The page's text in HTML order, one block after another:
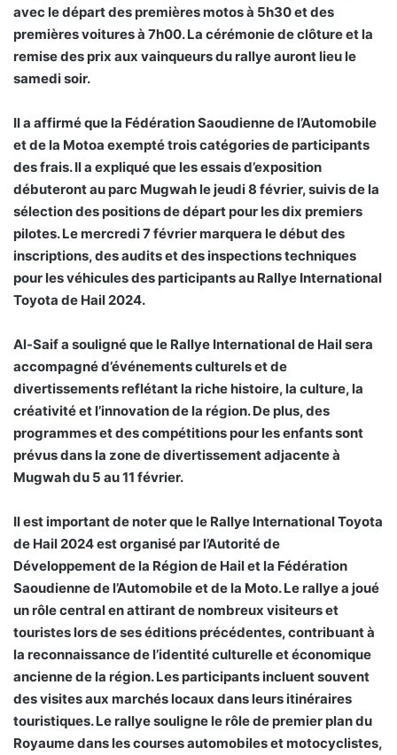
avec le départ des premières motos à 5h30 et des
premières voitures à 7h00. La cérémonie de clôture et la
remise des prix aux vainqueurs du rallye auront lieu le
samedi soir.
Il a affirmé que la Fédération Saoudienne de l’Automobile
et de la Motoa exempté trois catégories de participants
des frais. Il a expliqué que les essais d’exposition
débuteront au parc Mugwah le jeudi 8 février, suivis de la
sélection des positions de départ pour les dix premiers
pilotes. Le mercredi 7 février marquera le début des
inscriptions, des audits et des inspections techniques
pour les véhicules des participants au Rallye International
Toyota de Hail 2024.
Al-Saif a souligné que le Rallye International de Hail sera
accompagné d’événements culturels et de
divertissements reflétant la riche histoire, la culture, la
créativité et l’innovation de la région. De plus, des
programmes et des compétitions pour les enfants sont
prévus dans la zone de divertissement adjacente à
Mugwah du 5 au 11 février.
Il est important de noter que le Rallye International Toyota
de Hail 2024 est organisé par l’Autorité de
Développement de la Région de Hail et la Fédération
Saoudienne de l’Automobile et de la Moto. Le rallye a joué
un rôle central en attirant de nombreux visiteurs et
touristes lors de ses éditions précédentes, contribuant à
la reconnaissance de l’identité culturelle et économique
ancienne de la région. Les participants incluent souvent
des visites aux marchés locaux dans leurs itinéraires
touristiques. Le rallye souligne le rôle de premier plan du
Royaume dans les courses automobiles et motocyclistes,